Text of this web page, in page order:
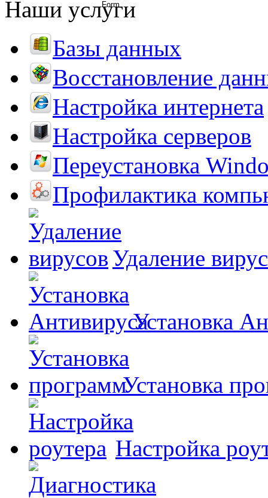
Наши услуги
Базы данных
Восстановление
Настройка интернета
Настройка серверов
Переустановка
Профилактика
Удаление
Установка
Установка
Настройка